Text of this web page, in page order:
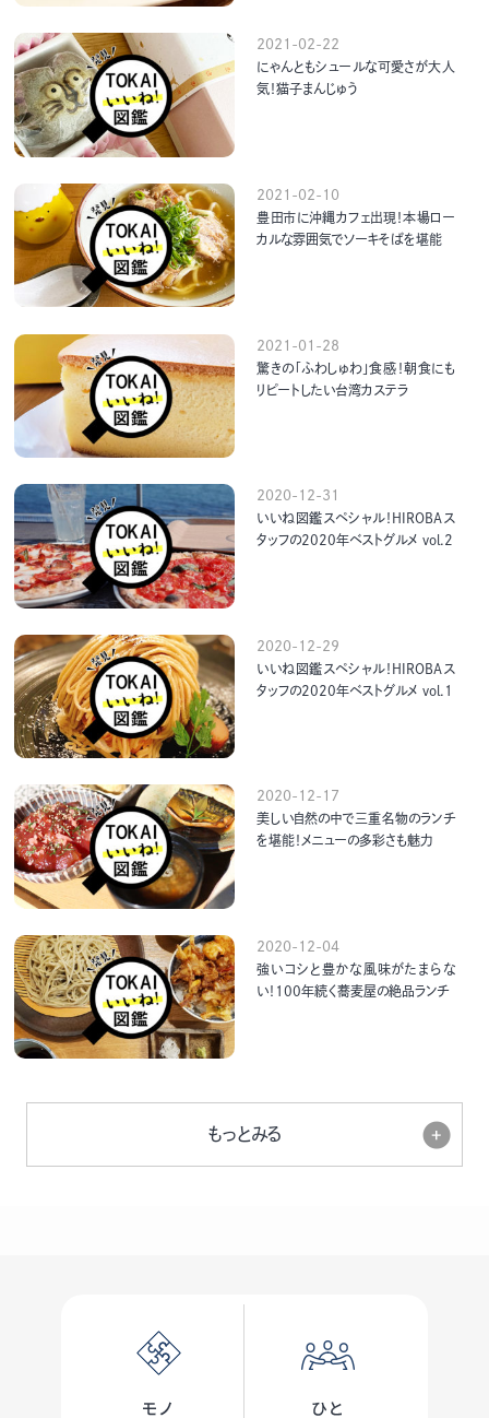
2021-02-22
にゃんともシュールな可愛さが大人
気！猫子まんじゅう
2021-02-10
豊田市に沖縄カフェ出現！本場ロー
カルな雰囲気でソーキそばを堪能
2021-01-28
驚きの「ふわしゅわ」食感！朝食にも
リピートしたい台湾カステラ
2020-12-31
いいね図鑑スペシャル！HIROBAス
タッフの2020年ベストグルメ vol.2
2020-12-29
いいね図鑑スペシャル！HIROBAス
タッフの2020年ベストグルメ vol.1
2020-12-17
美しい自然の中で三重名物のランチ
を堪能！メニューの多彩さも魅力
2020-12-04
強いコシと豊かな風味がたまらな
い！100年続く蕎麦屋の絶品ランチ
もっとみる